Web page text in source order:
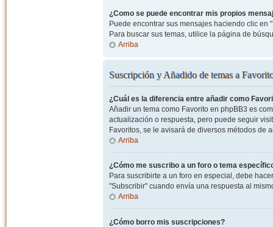
¿Como se puede encontrar mis propios
Puede encontrar sus mensajes haciendo clic en
Para buscar sus temas, utilice la página de
Arriba
Suscripción y Añadido de temas a
¿Cuál es la diferencia entre añadir como
Añadir un tema como Favorito en phpBB3 es
actualización o respuesta, pero puede seguir
Favoritos, se le avisará de diversos métodos de
Arriba
¿Cómo me suscribo a un foro o tema
Para suscribirte a un foro en especial, debe
"Subscribir" cuando envía una respuesta al
Arriba
¿Cómo borro mis suscripciones?